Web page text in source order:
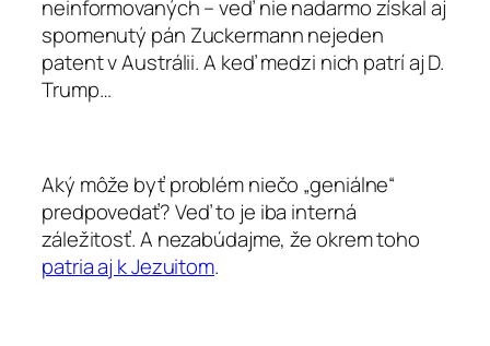
neinformovaných – veď nie nadarmo získal aj
spomenutý pán Zuckermann nejeden
patent v Austrálii. A keď medzi nich patrí aj D.
Trump…
Aký môže byť problém niečo „geniálne“
predpovedať? Veď to je iba interná
záležitosť. A nezabúdajme, že okrem toho
patria aj k Jezuitom.